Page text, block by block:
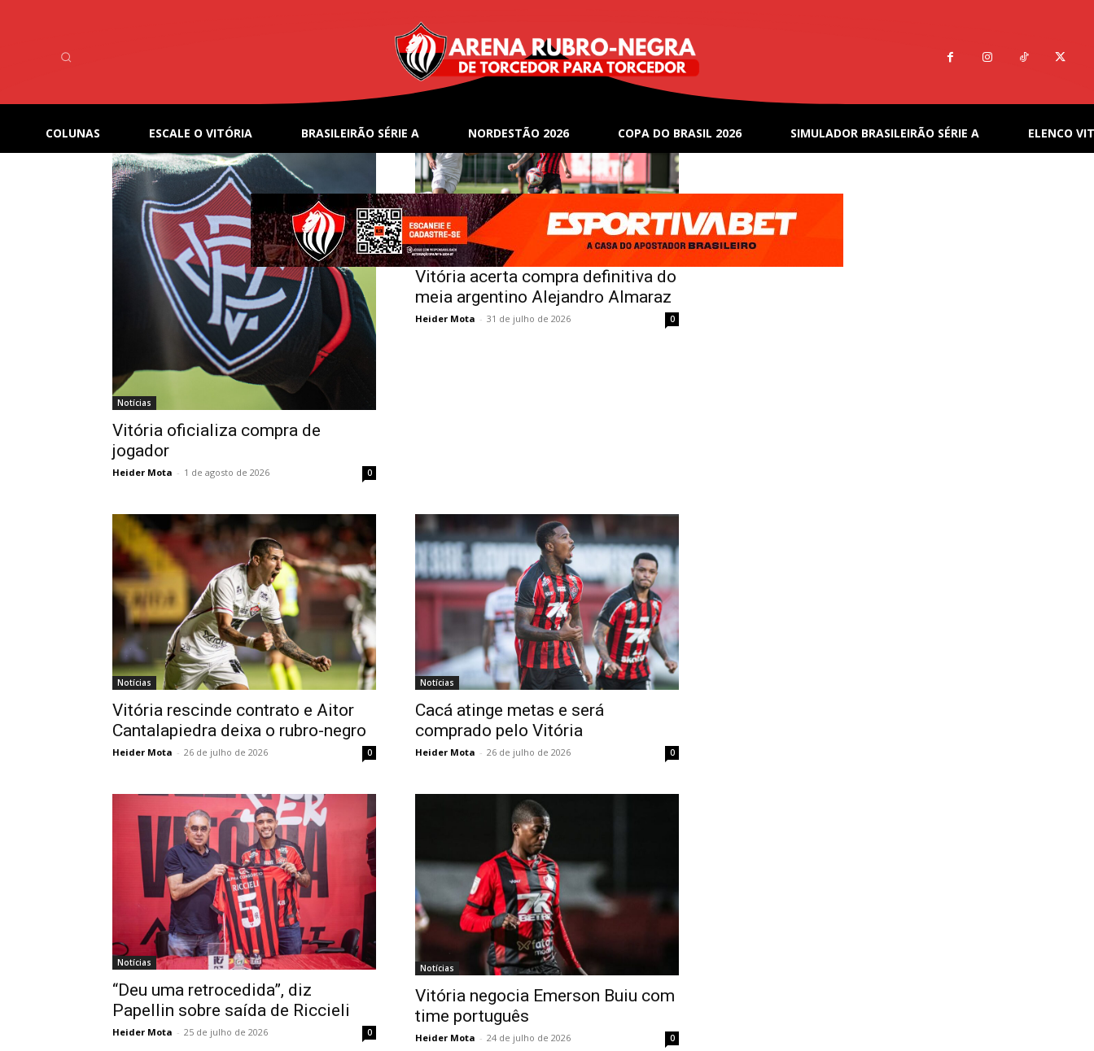
COLUNAS ESCALE O VITÓRIA BRASILEIRÃO SÉRIE A NORDESTÃO 2026 COPA DO BRASIL 2026 SIMULADOR BRASILEIRÃO SÉRIE A ELENCO
Notícias
Vitória oficializa compra de
jogador
Heider Mota - 1 de agosto de 2026 0
Notícias
Vitória acerta compra definitiva do
meia argentino Alejandro Almaraz
Heider Mota - 31 de julho de 2026 0
Notícias
Vitória rescinde contrato e Aitor
Cantalapiedra deixa o rubro-negro
Heider Mota - 26 de julho de 2026 0
Notícias
Cacá atinge metas e será
comprado pelo Vitória
Heider Mota - 26 de julho de 2026 0
Notícias
“Deu uma retrocedida”, diz
Papellin sobre saída de Riccieli
Heider Mota - 25 de julho de 2026 0
Notícias
Vitória negocia Emerson Buiu com
time português
Heider Mota - 24 de julho de 2026 0